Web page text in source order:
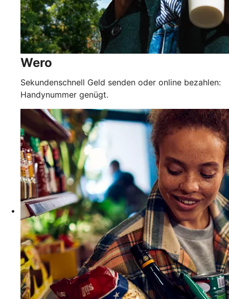
Wero
Sekundenschnell Geld senden oder online bezahlen:
Handynummer genügt.